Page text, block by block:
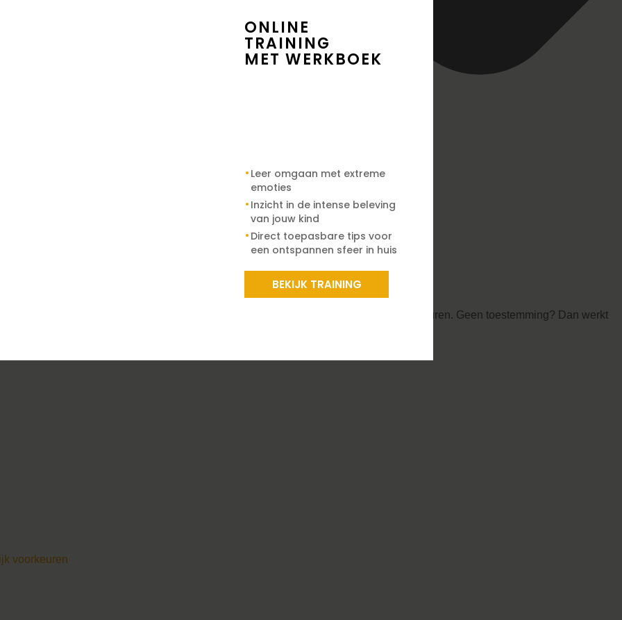
maken. Met jouw toestemming verwerken we gegevens zoals surfgedrag en voorkeuren. Geen toestemming? Dan werkt
voorkeuren
ONLINE
TRAINING
MET WERKBOEK
Leer omgaan met extreme
emoties
Inzicht in de intense beleving
van jouw kind
Direct toepasbare tips voor
een ontspannen sfeer in huis
BEKIJK TRAINING